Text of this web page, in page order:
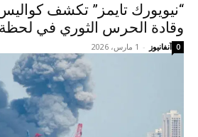
“نيويورك تايمز” تكشف
وقادة الحرس الثوري في لحظة
آنفانيوز - 1 مارس، 2026 0